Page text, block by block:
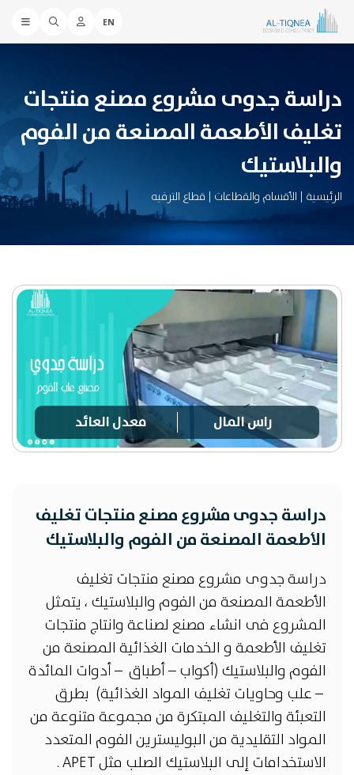
EN
دراسة جدوى مشروع مصنع منتجات
تغليف الأطعمة المصنعة من الفوم
والبلاستيك
الرئيسية | الأقسام والقطاعات | قطاع الترفيه
راس المال معدل العائد
دراسة جدوى مشروع مصنع منتجات تغليف
الأطعمة المصنعة من الفوم والبلاستيك
دراسة جدوى مشروع مصنع منتجات تغليف
الأطعمة المصنعة من الفوم والبلاستيك ، يتمثل
المشروع فى انشاء مصنع لصناعة وانتاج منتجات
تغليف الأطعمة و الخدمات الغذائية المصنعة من
الفوم والبلاستيك (أكواب – أطباق – أدوات المائدة
– علب وحاويات تغليف المواد الغذائية) بطرق
التعبئة والتغليف المبتكرة من مجموعة متنوعة من
المواد التقليدية من البوليسترين الفوم المتعدد
الاستخدامات إلى البلاستيك الصلب مثل APET .